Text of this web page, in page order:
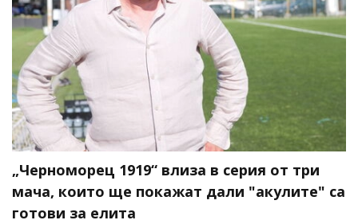
„Черноморец 1919“ влиза в серия от три
мача, които ще покажат дали "акулите" са
готови за елита